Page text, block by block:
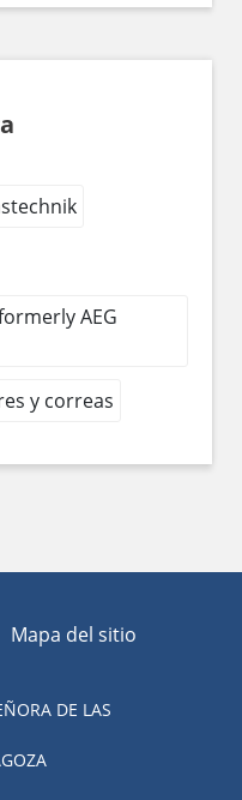
AEG
y correas
Mapa del sitio
DE LAS